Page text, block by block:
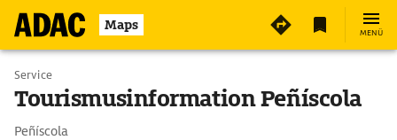
Maps MENÜ
Service
Tourismusinformation Peñíscola
Peñíscola